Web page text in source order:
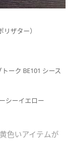
ザター）
ーク BE101 シース
シーイエロー
色いアイテムが